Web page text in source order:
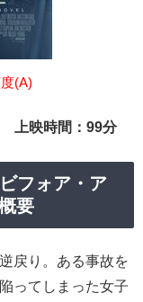
(A)
上映時間：99分
フォア・ア
要
戻り。ある事故を
ってしまった女子